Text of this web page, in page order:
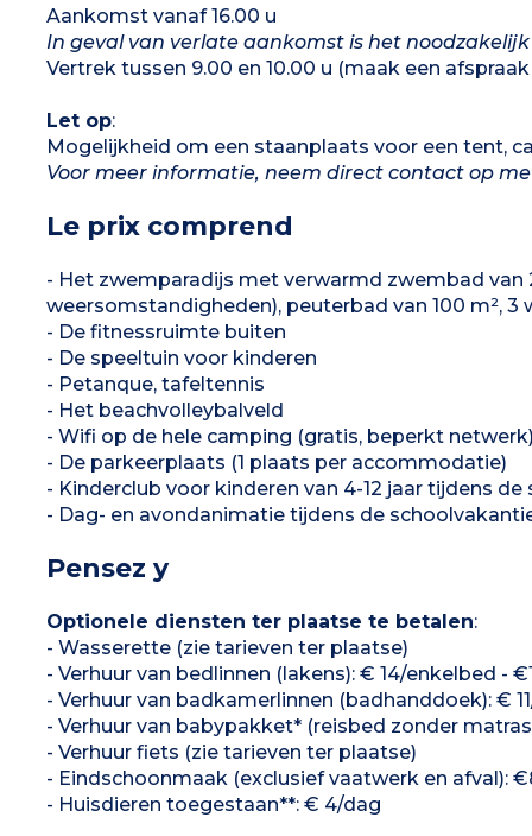
Aankomst vanaf 16.00 u
In geval van verlate aankomst is het
Vertrek tussen 9.00 en 10.00 u (maak een
Let op:
Mogelijkheid om een staanplaats voor een tent,
Voor meer informatie, neem direct contact op
Le prix comprend
- Het zwemparadijs met verwarmd zwembad
weersomstandigheden), peuterbad van 100 m², 3
- De fitnessruimte buiten
- De speeltuin voor kinderen
- Petanque, tafeltennis
- Het beachvolleybalveld
- Wifi op de hele camping (gratis, beperkt netwerk)
- De parkeerplaats (1 plaats per accommodatie)
- Kinderclub voor kinderen van 4-12 jaar tijdens
- Dag- en avondanimatie tijdens de
Pensez y
Optionele diensten ter plaatse te betalen:
- Wasserette (zie tarieven ter plaatse)
- Verhuur van bedlinnen (lakens): € 14/enkelbed -
- Verhuur van badkamerlinnen (badhanddoek): €
- Verhuur van babypakket* (reisbed zonder
- Verhuur fiets (zie tarieven ter plaatse)
- Eindschoonmaak (exclusief vaatwerk en afval):
- Huisdieren toegestaan**: € 4/dag